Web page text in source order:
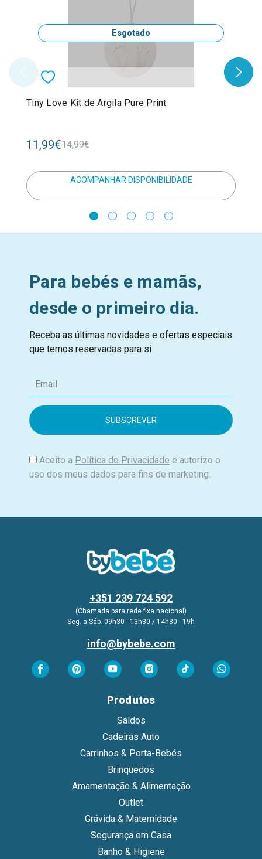
Esgotado
Tiny Love Kit de Argila Pure Print
11,99€14,99€
ACOMPANHAR DISPONIBILIDADE
Para bebés e mamãs,
desde o primeiro dia.
Receba as últimas novidades e ofertas especiais
que temos reservadas para si
m
i
Aceito a Política de Privacidade e autorizo o
uso dos meus dados para fins de marketing.
+351 239 724 592
(Chamada para rede fixa nacional)
Seg. a Sáb. 09h30 - 13h30 / 14h30 - 19h
info@bybebe.com
Produtos
Saldos
Cadeiras Auto
Carrinhos & Porta-Bebés
Brinquedos
Amamentação & Alimentação
Outlet
Grávida & Maternidade
Segurança em Casa
Banho & Higiene